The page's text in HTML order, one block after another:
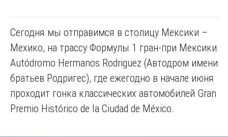
Сегодня мы отправимся в столицу Мексики –
Мехико, на трассу Формулы 1 гран-при Мексики
Autódromo Hermanos Rodriguez (Автодром имени
братьев Родригес), где ежегодно в начале июня
проходит гонка классических автомобилей Gran
Premio Histórico de la Ciudad de México.